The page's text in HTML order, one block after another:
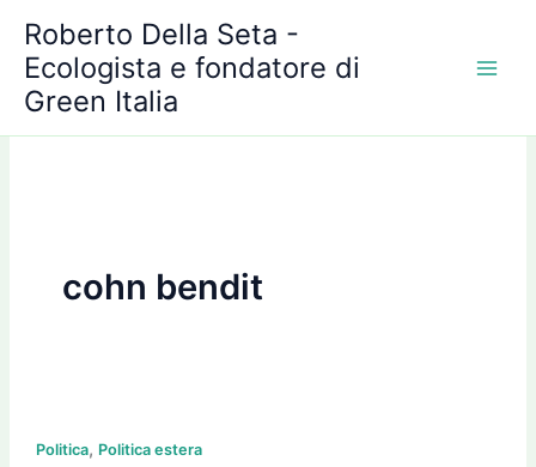
contenuto
Roberto Della Seta -
Ecologista e fondatore di
Green Italia
cohn bendit
Politica, Politica estera
Bovè,
r
c
h